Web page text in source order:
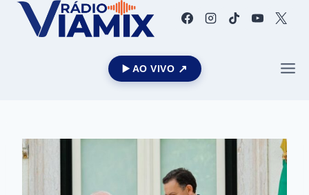
▶️ AO VIVO